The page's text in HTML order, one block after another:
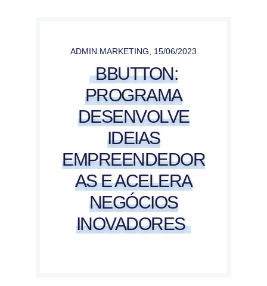
ADMIN.MARKETING 15/06/2023
BBUTTON:
PROGRAMA
DESENVOLVE
IDEIAS
EMPREENDEDOR
AS E ACELERA
NEGÓCIOS
INOVADORES